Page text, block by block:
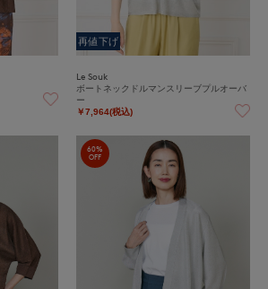
再値下げ
Le Souk
ボートネックドルマンスリーブプルオーバ
ー
￥7,964(税込)
60%
OFF